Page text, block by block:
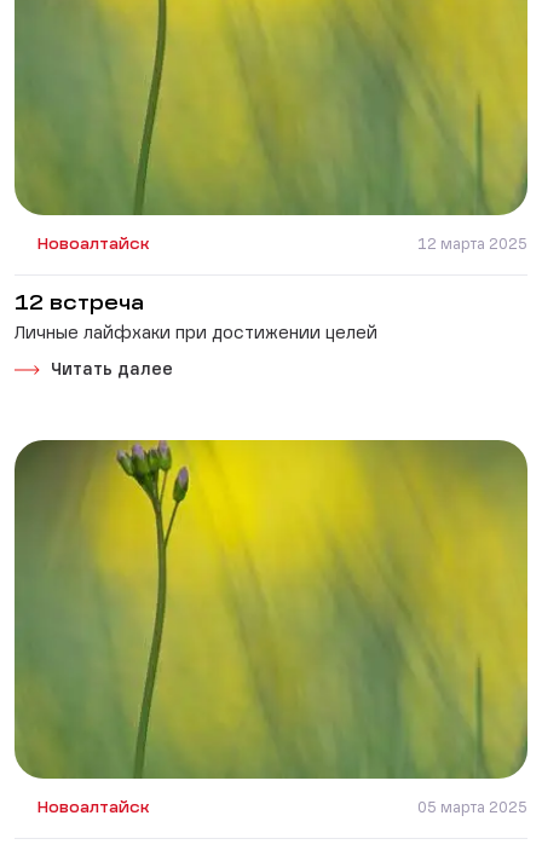
Новоалтайск 12 марта 2025
12 встреча
Личные лайфхаки при достижении целей
Читать далее
Новоалтайск 05 марта 2025